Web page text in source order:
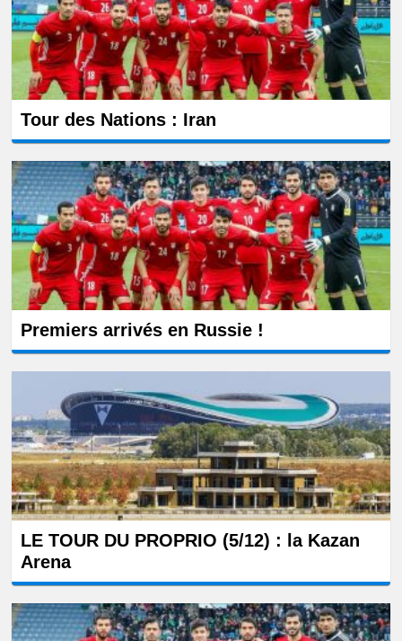
Tour des Nations : Iran
Premiers arrivés en Russie !
LE TOUR DU PROPRIO (5/12) : la Kazan
Arena